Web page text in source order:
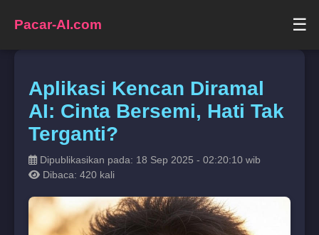
Pacar-AI.com ☰
Aplikasi Kencan Diramal
AI: Cinta Bersemi, Hati Tak
Terganti?
Dipublikasikan pada: 18 Sep 2025 - 02:20:10 wib
Dibaca: 420 kali